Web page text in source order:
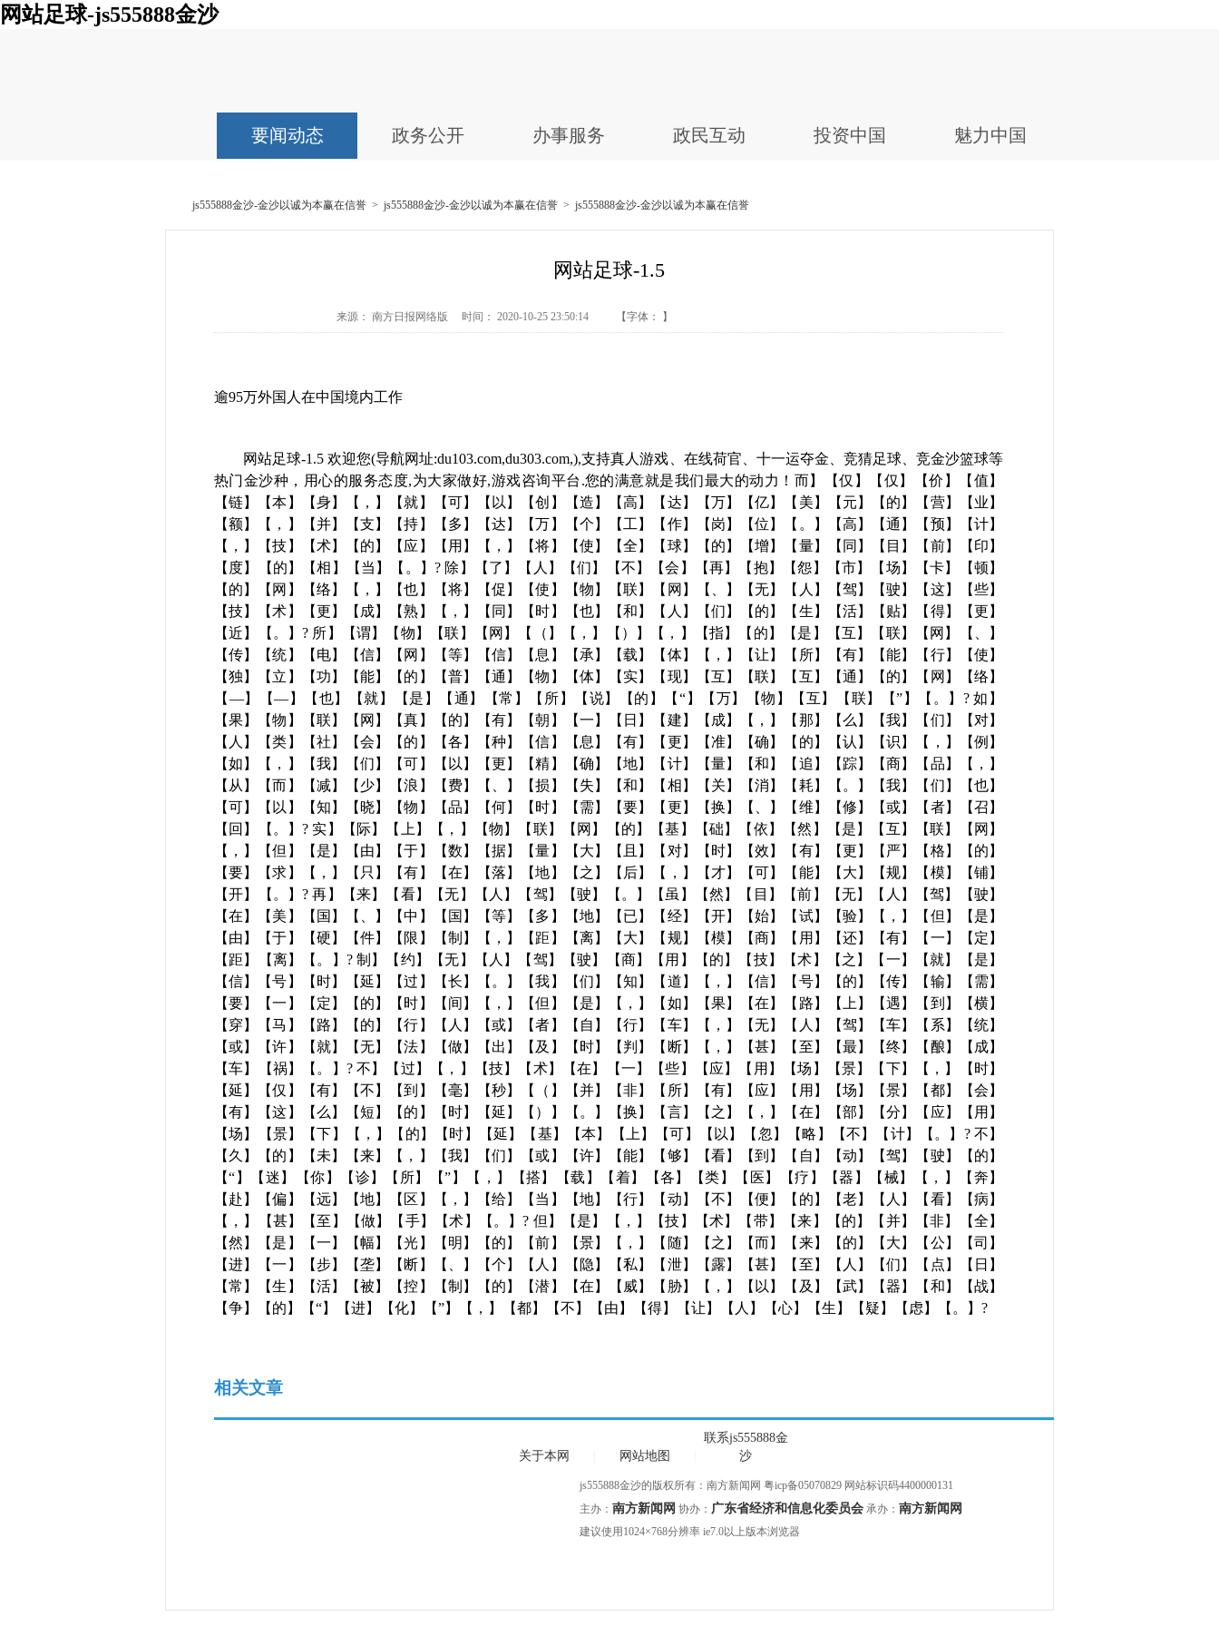
网站足球-js555888金沙
要闻动态 政务公开 办事服务 政民互动 投资中国 魅力中国
js555888金沙-金沙以诚为本赢在信誉 > js555888金沙-金沙以诚为本赢在信誉 > js555888金沙-金沙以诚为本赢在信誉
网站足球-1.5
来源： 南方日报网络版 时间： 2020-10-25 23:50:14 【字体： 】
逾95万外国人在中国境内工作
网站足球-1.5 欢迎您(导航网址:du103.com,du303.com,),支持真人游戏、在线荷官、十一运夺金、竞猜足球、竞金沙篮球等
热门金沙种，用心的服务态度,为大家做好,游戏咨询平台.您的满意就是我们最大的动力！而】【仅】【仅】【价】【值】
【链】【本】【身】【，】【就】【可】【以】【创】【造】【高】【达】【万】【亿】【美】【元】【的】【营】【业】
【额】【，】【并】【支】【持】【多】【达】【万】【个】【工】【作】【岗】【位】【。】【高】【通】【预】【计】
【，】【技】【术】【的】【应】【用】【，】【将】【使】【全】【球】【的】【增】【量】【同】【目】【前】【印】
【度】【的】【相】【当】【。】? 除】【了】【人】【们】【不】【会】【再】【抱】【怨】【市】【场】【卡】【顿】
【的】【网】【络】【，】【也】【将】【促】【使】【物】【联】【网】【、】【无】【人】【驾】【驶】【这】【些】
【技】【术】【更】【成】【熟】【，】【同】【时】【也】【和】【人】【们】【的】【生】【活】【贴】【得】【更】
【近】【。】? 所】【谓】【物】【联】【网】【（】【，】【）】【，】【指】【的】【是】【互】【联】【网】【、】
【传】【统】【电】【信】【网】【等】【信】【息】【承】【载】【体】【，】【让】【所】【有】【能】【行】【使】
【独】【立】【功】【能】【的】【普】【通】【物】【体】【实】【现】【互】【联】【互】【通】【的】【网】【络】
【—】【—】【也】【就】【是】【通】【常】【所】【说】【的】【“】【万】【物】【互】【联】【”】【。】? 如】
【果】【物】【联】【网】【真】【的】【有】【朝】【一】【日】【建】【成】【，】【那】【么】【我】【们】【对】
【人】【类】【社】【会】【的】【各】【种】【信】【息】【有】【更】【准】【确】【的】【认】【识】【，】【例】
【如】【，】【我】【们】【可】【以】【更】【精】【确】【地】【计】【量】【和】【追】【踪】【商】【品】【，】
【从】【而】【减】【少】【浪】【费】【、】【损】【失】【和】【相】【关】【消】【耗】【。】【我】【们】【也】
【可】【以】【知】【晓】【物】【品】【何】【时】【需】【要】【更】【换】【、】【维】【修】【或】【者】【召】
【回】【。】? 实】【际】【上】【，】【物】【联】【网】【的】【基】【础】【依】【然】【是】【互】【联】【网】
【，】【但】【是】【由】【于】【数】【据】【量】【大】【且】【对】【时】【效】【有】【更】【严】【格】【的】
【要】【求】【，】【只】【有】【在】【落】【地】【之】【后】【，】【才】【可】【能】【大】【规】【模】【铺】
【开】【。】? 再】【来】【看】【无】【人】【驾】【驶】【。】【虽】【然】【目】【前】【无】【人】【驾】【驶】
【在】【美】【国】【、】【中】【国】【等】【多】【地】【已】【经】【开】【始】【试】【验】【，】【但】【是】
【由】【于】【硬】【件】【限】【制】【，】【距】【离】【大】【规】【模】【商】【用】【还】【有】【一】【定】
【距】【离】【。】? 制】【约】【无】【人】【驾】【驶】【商】【用】【的】【技】【术】【之】【一】【就】【是】
【信】【号】【时】【延】【过】【长】【。】【我】【们】【知】【道】【，】【信】【号】【的】【传】【输】【需】
【要】【一】【定】【的】【时】【间】【，】【但】【是】【，】【如】【果】【在】【路】【上】【遇】【到】【横】
【穿】【马】【路】【的】【行】【人】【或】【者】【自】【行】【车】【，】【无】【人】【驾】【车】【系】【统】
【或】【许】【就】【无】【法】【做】【出】【及】【时】【判】【断】【，】【甚】【至】【最】【终】【酿】【成】
【车】【祸】【。】? 不】【过】【，】【技】【术】【在】【一】【些】【应】【用】【场】【景】【下】【，】【时】
【延】【仅】【有】【不】【到】【毫】【秒】【（】【并】【非】【所】【有】【应】【用】【场】【景】【都】【会】
【有】【这】【么】【短】【的】【时】【延】【）】【。】【换】【言】【之】【，】【在】【部】【分】【应】【用】
【场】【景】【下】【，】【的】【时】【延】【基】【本】【上】【可】【以】【忽】【略】【不】【计】【。】? 不】
【久】【的】【未】【来】【，】【我】【们】【或】【许】【能】【够】【看】【到】【自】【动】【驾】【驶】【的】
【“】【迷】【你】【诊】【所】【”】【，】【搭】【载】【着】【各】【类】【医】【疗】【器】【械】【，】【奔】
【赴】【偏】【远】【地】【区】【，】【给】【当】【地】【行】【动】【不】【便】【的】【老】【人】【看】【病】
【，】【甚】【至】【做】【手】【术】【。】? 但】【是】【，】【技】【术】【带】【来】【的】【并】【非】【全】
【然】【是】【一】【幅】【光】【明】【的】【前】【景】【，】【随】【之】【而】【来】【的】【大】【公】【司】
【进】【一】【步】【垄】【断】【、】【个】【人】【隐】【私】【泄】【露】【甚】【至】【人】【们】【点】【日】
【常】【生】【活】【被】【控】【制】【的】【潜】【在】【威】【胁】【，】【以】【及】【武】【器】【和】【战】
【争】【的】【“】【进】【化】【”】【，】【都】【不】【由】【得】【让】【人】【心】【生】【疑】【虑】【。】?
相关文章
关于本网 网站地图
联系js555888金
沙
js555888金沙的版权所有：南方新闻网 粤icp备05070829 网站标识码4400000131
主办： 南方新闻网 协办： 广东省经济和信息化委员会 承办： 南方新闻网
建议使用1024×768分辨率 ie7.0以上版本浏览器